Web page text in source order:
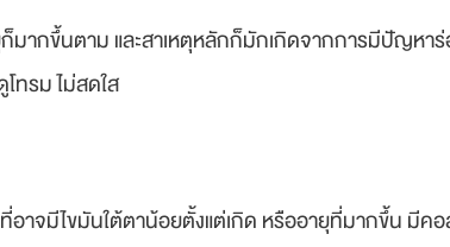
ากขึ้นตาม และสาเหตุหลักก็มักเกิดจากการมีปัญหา
โทรม ไม่สดใส
ที่อาจมีไขมันใต้ตาน้อยตั้งแต่เกิด หรืออายุที่มากขึ้น มีค